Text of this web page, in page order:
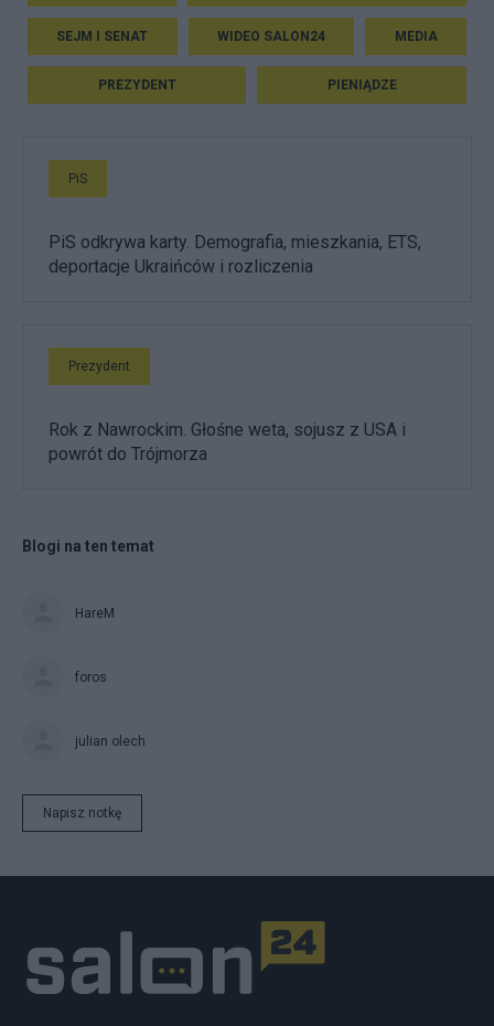
SEJM I SENAT WIDEO SALON24 MEDIA
PREZYDENT PIENIĄDZE
PiS
PiS odkrywa karty. Demografia, mieszkania, ETS,
deportacje Ukraińców i rozliczenia
Prezydent
Rok z Nawrockim. Głośne weta, sojusz z USA i
powrót do Trójmorza
Blogi na ten temat
HareM
foros
julian olech
Napisz notkę